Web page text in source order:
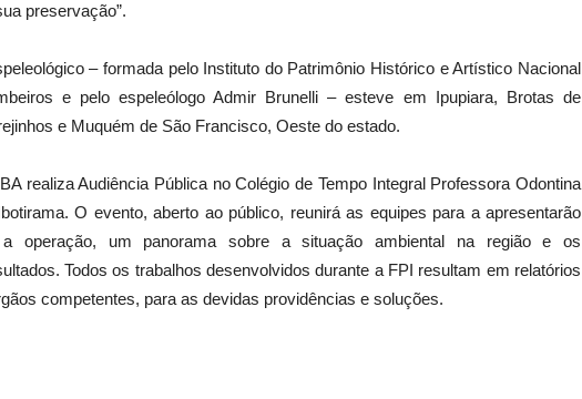
preservação”.
– formada pelo Instituto do Patrimônio Histórico e Artístico Nacional
e pelo espeleólogo Admir Brunelli – esteve em Ipupiara, Brotas de
e Muquém de São Francisco, Oeste do estado.
realiza Audiência Pública no Colégio de Tempo Integral Professora Odontina
O evento, aberto ao público, reunirá as equipes para a apresentarão
a operação, um panorama sobre a situação ambiental na região e os
Todos os trabalhos desenvolvidos durante a FPI resultam em relatórios
competentes, para as devidas providências e soluções.